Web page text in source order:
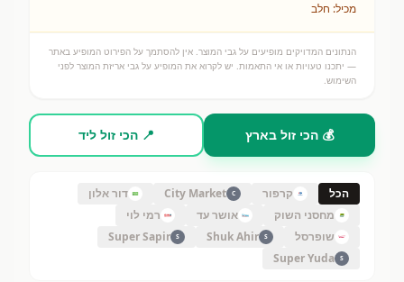
מכיל: חלב
הנתונים המדויקים מופיעים על גבי המוצר. אין להסתמך על הפירוט המופיע באתר
— יתכנו טעויות או אי התאמות. יש לקרוא את המופיע על גבי אריזת המוצר לפני
השימוש.
💰 הכי זול בארץ 📍 הכי זול ליד
הכל קרפור C
City Market
דור אלון
מחסני השוק
אושר עד
רמי לוי
שופרסל
S
Shuk Ahir
S
Super Sapir
S
Super Yuda